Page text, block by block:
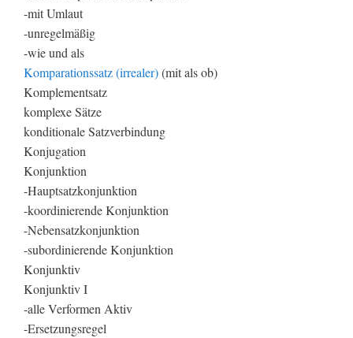
-mit Umlaut
-unregelmäßig
-wie und als
Komparationssatz (irrealer)(mit als ob)
Komplementsatz
komplexe Sätze
konditionale Satzverbindung
Konjugation
Konjunktion
-Hauptsatzkonjunktion
-koordinierende Konjunktion
-Nebensatzkonjunktion
-subordinierende Konjunktion
Konjunktiv
Konjunktiv I
-alle Verformen Aktiv
-Ersetzungsregel